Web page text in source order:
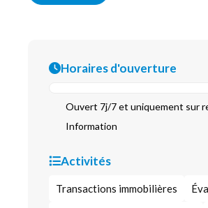
Horaires d'ouverture
Ouvert 7j/7 et uniquement sur
Information
Activités
Transactions immobilières